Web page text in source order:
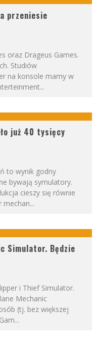
przeniesie
oraz Drageus Games.
Studiów
na konsole mamy w
...
już 40 tysięcy
to wynik godny
bywają symulatory.
cieszy się równie
mechan...
Simulator. Będzie
i Thief Simulator.
Mechanic
(tj. bez większej
...